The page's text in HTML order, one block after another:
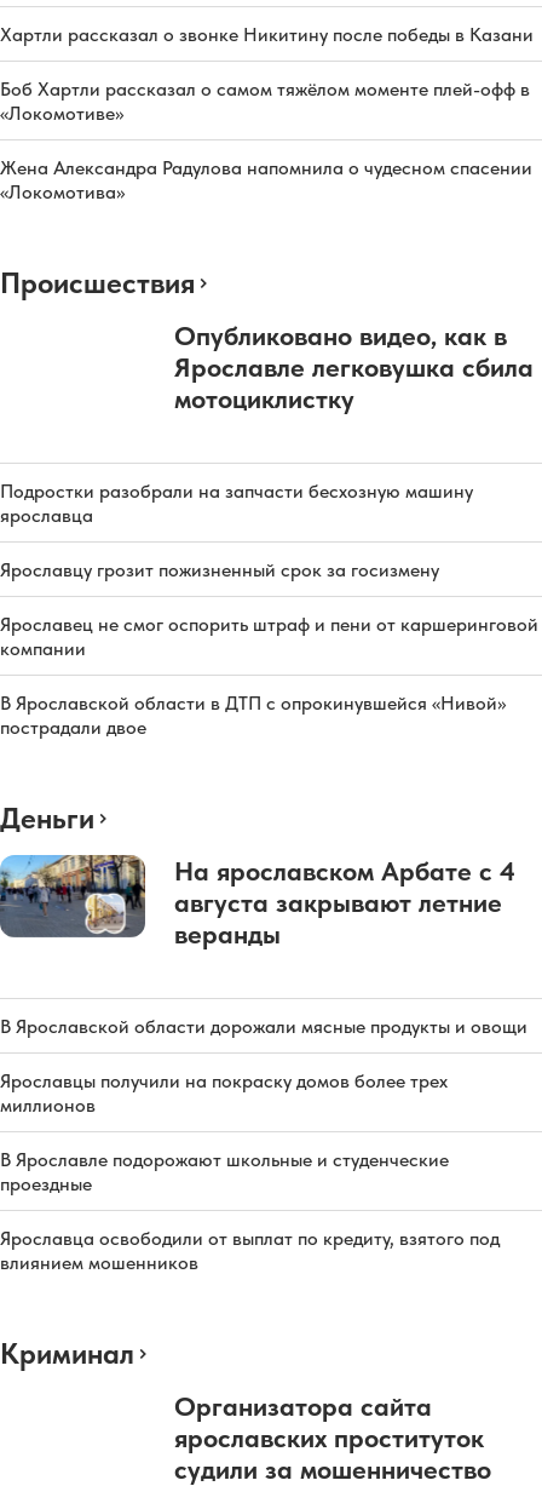
Хартли рассказал о звонке Никитину после победы в Казани
Боб Хартли рассказал о самом тяжёлом моменте плей-офф в
«Локомотиве»
Жена Александра Радулова напомнила о чудесном спасении
«Локомотива»
Происшествия
Опубликовано видео, как в
Ярославле легковушка сбила
мотоциклистку
Подростки разобрали на запчасти бесхозную машину
ярославца
Ярославцу грозит пожизненный срок за госизмену
Ярославец не смог оспорить штраф и пени от каршеринговой
компании
В Ярославской области в ДТП с опрокинувшейся «Нивой»
пострадали двое
Деньги
На ярославском Арбате с 4
августа закрывают летние
веранды
В Ярославской области дорожали мясные продукты и овощи
Ярославцы получили на покраску домов более трех
миллионов
В Ярославле подорожают школьные и студенческие
проездные
Ярославца освободили от выплат по кредиту, взятого под
влиянием мошенников
Криминал
Организатора сайта
ярославских проституток
судили за мошенничество